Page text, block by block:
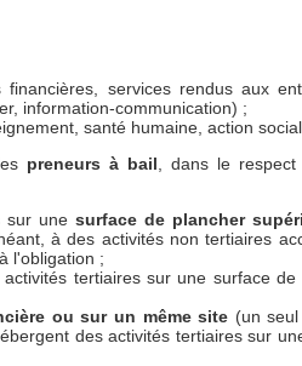
services rendus aux
information-communication) ;
santé humaine, action
preneurs à bail , dans le
sur une surface de plancher
à des activités non tertiaires
l'obligation ;
tertiaires sur une surface de
ou sur un même site (un
des activités tertiaires sur